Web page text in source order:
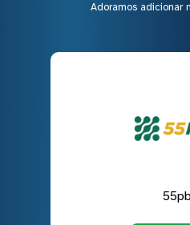
Adoramos adicionar